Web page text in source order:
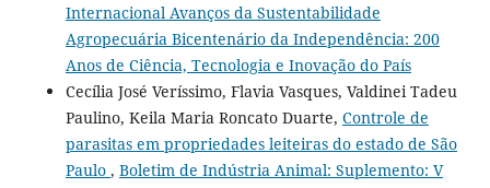
Internacional Avanços da Sustentabilidade
Agropecuária Bicentenário da Independência: 200
Anos de Ciência, Tecnologia e Inovação do País
Cecília José Veríssimo, Flavia Vasques, Valdinei Tadeu
Paulino, Keila Maria Roncato Duarte, Controle de
parasitas em propriedades leiteiras do estado de São
Paulo , Boletim de Indústria Animal: Suplemento: V